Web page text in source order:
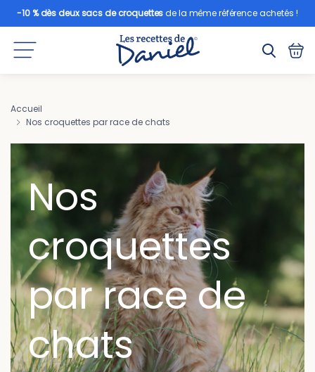
-10 % dès deux sacs de croquettesde la même référence achetés !
Accueil
Nos croquettes par race de chats
Nos
croquettes
par race de
chats